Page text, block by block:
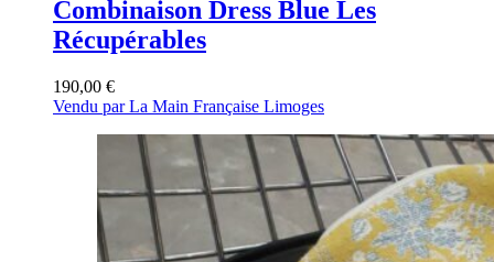
Combinaison Dress Blue Les
Récupérables
190,00 €
Vendu par La Main Française Limoges